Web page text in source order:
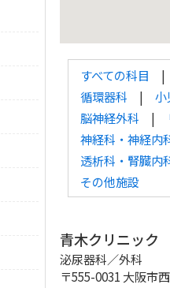
すべての科目
循環器科
小
脳神経外科
神経科・神経内
透析科・腎臓内
その他施設
青木クリニック
泌尿器科／外科
〒555-0031 大阪市